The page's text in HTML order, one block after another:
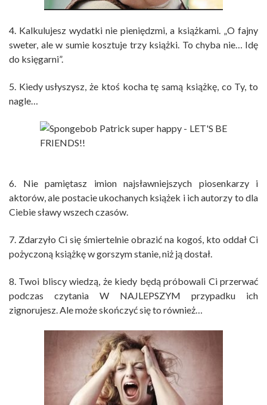
4. Kalkulujesz wydatki nie pieniędzmi, a książkami. „O fajny
sweter, ale w sumie kosztuje trzy książki. To chyba nie… Idę
do księgarni”.
5. Kiedy usłyszysz, że ktoś kocha tę samą książkę, co Ty, to
nagle…
6. Nie pamiętasz imion najsławniejszych piosenkarzy i
aktorów, ale postacie ukochanych książek i ich autorzy to dla
Ciebie sławy wszech czasów.
7. Zdarzyło Ci się śmiertelnie obrazić na kogoś, kto oddał Ci
pożyczoną książkę w gorszym stanie, niż ją dostał.
8. Twoi bliscy wiedzą, że kiedy będą próbowali Ci przerwać
podczas czytania W NAJLEPSZYM przypadku ich
zignorujesz. Ale może skończyć się to również…